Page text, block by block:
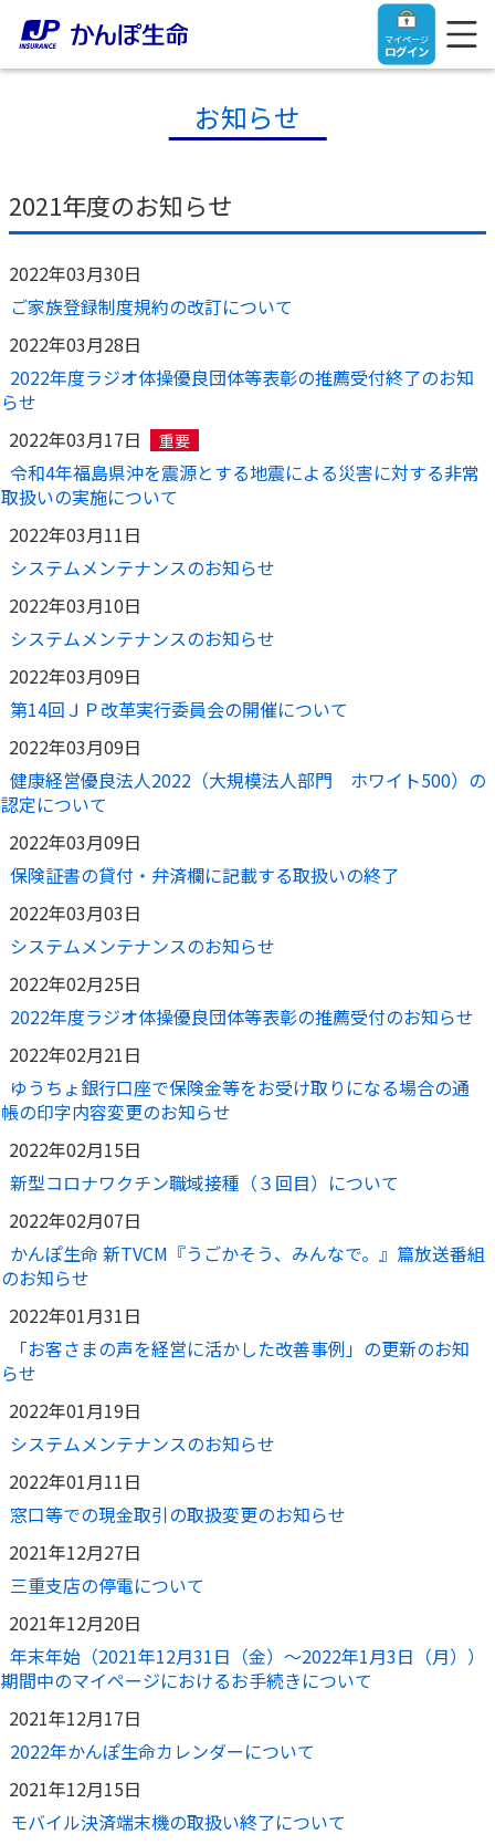
マイページ
ログイン
トップ
ご契約者さま
ご契約者さま
マイページログイン
入院保険金・手術保険金のご請求
お手続き一覧
きっかけ・できごとから探す
マイページでできること
ログイン
ご契約内容の確認
お客さまに関する情報等の確認の取り組み
各種サービス・お知らせ
かんぽプラチナライフサービス
ご契約のしおり・約款（Web約款）
保険用語集
お問い合わせ
保険をご検討中のお客さま
終身保険
養老保険
定期保険
学資保険
長寿支援保険
お見積りシミュレーション
資料請求
保険の探し方のポイント
保険かんたん診断
これからのライフイベントでかかる費用とは？
ご契約手続きの流れ
お問い合わせ
【まずはご相談ください】企業経営でお悩みの方はこ
ちら
法人のお客さま向け商品一覧
目的から探す
お役立ち情報
かんぽ生命の団体取扱い
法人向け資料請求
お問い合わせ先
お役立ち情報
かんぽのLifeサポートナビ
保険
医療
お金
子育て
ライフプラン
健康情報
かんぽアプリ～かんぽの健康と安心を手のひらに～
すこやか健康ラボ
ラジオ体操・みんなの体操
かんぽ生命について
かんぽ生命について
ご挨拶
経営理念・経営戦略
会社概要
財務情報
株主・投資家のみなさまへ
日本郵政グループとしての取り組み
採用情報
CM・オウンドメディア／ソーシャルメディア
かんぽブランド
かんぽ生命のサステナビリティ
かんぽジャンクション
よくあるご質問
お問い合わせ
株主・投資家のみなさまへ
採用情報
English
お知らせ
2021年度のお知らせ
2022年03月30日
ご家族登録制度規約の改訂について
2022年03月28日
2022年度ラジオ体操優良団体等表彰の推薦受付終了のお知
らせ
2022年03月17日
重要
令和4年福島県沖を震源とする地震による災害に対する非常
取扱いの実施について
2022年03月11日
システムメンテナンスのお知らせ
2022年03月10日
システムメンテナンスのお知らせ
2022年03月09日
第14回ＪＰ改革実行委員会の開催について
2022年03月09日
健康経営優良法人2022（大規模法人部門 ホワイト500）の
認定について
2022年03月09日
保険証書の貸付・弁済欄に記載する取扱いの終了
2022年03月03日
システムメンテナンスのお知らせ
2022年02月25日
2022年度ラジオ体操優良団体等表彰の推薦受付のお知らせ
2022年02月21日
ゆうちょ銀行口座で保険金等をお受け取りになる場合の通
帳の印字内容変更のお知らせ
2022年02月15日
新型コロナワクチン職域接種（３回目）について
2022年02月07日
かんぽ生命 新TVCM『うごかそう、みんなで。』篇放送番組
のお知らせ
2022年01月31日
「お客さまの声を経営に活かした改善事例」の更新のお知
らせ
2022年01月19日
システムメンテナンスのお知らせ
2022年01月11日
窓口等での現金取引の取扱変更のお知らせ
2021年12月27日
三重支店の停電について
2021年12月20日
年末年始（2021年12月31日（金）～2022年1月3日（月））
期間中のマイページにおけるお手続きについて
2021年12月17日
2022年かんぽ生命カレンダーについて
2021年12月15日
モバイル決済端末機の取扱い終了について